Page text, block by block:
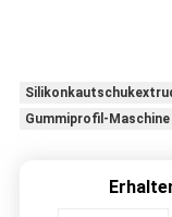
Gummiprofil-Maschine